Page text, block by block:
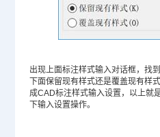
出现上面标注样式输入对话框，找
下面保留现有样式还是覆盖现有样
成CAD标注样式输入设置，以上就
下输入设置操作。